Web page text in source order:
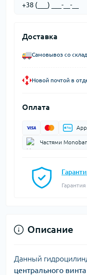
Доставка
Самовывоз со
Новой почтой в
Оплата
Частями
Описание
Данный
центрального